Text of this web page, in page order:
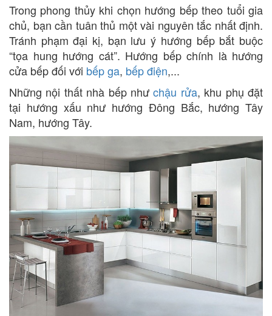
Trong phong thủy khi chọn hướng bếp theo tuổi gia
chủ, bạn cần tuân thủ một vài nguyên tắc nhất định.
Tránh phạm đại kị, bạn lưu ý hướng bếp bắt buộc
“tọa hung hướng cát”. Hướng bếp chính là hướng
cửa bếp đối với bếp ga, bếp điện,...
Những nội thất nhà bếp nhưchậu rửa, khu phụ đặt
tại hướng xấu như hướng Đông Bắc, hướng Tây
Nam, hướng Tây.